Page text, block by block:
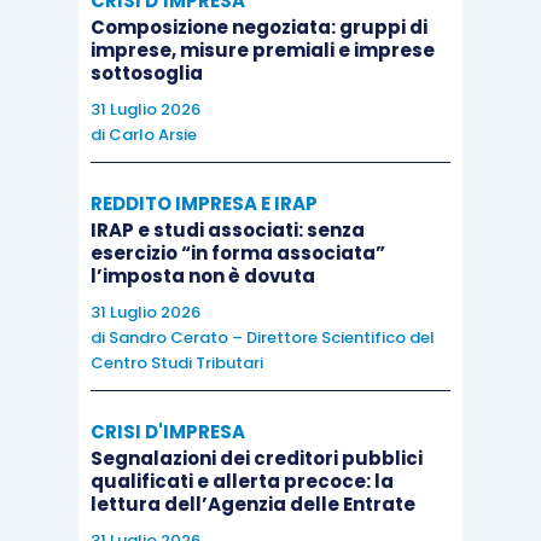
dell’articolo 9, D.Lgs. 218/1997, ritenendo che il
versamento di quanto concordato “
al di là delle
espressioni letterali usate, rappresenta una
condizione legale unilaterale di adempimento, posta
finanziaria”[2].
Il versamento del dovuto, secondo l’impostazione
del ricorrente, sarebbe un elemento costitutivo
della pretesa. In altre parole, non vi è accordo
perfezionato e vincolante fintanto che il
contribuente non paghi il dovuto.
Inoltre, la difesa fa notare come l’ultimo periodo
del comma 4 dell’articolo 6, D.Lgs. 218/1997, nel
Composizione negoziata: gruppi di
imprese, misure premiali e imprese
sottosoglia
31 Luglio 2026
di Carlo Arsie
REDDITO IMPRESA E IRAP
IRAP e studi associati: senza
esercizio “in forma associata”
l’imposta non è dovuta
31 Luglio 2026
di Sandro Cerato – Direttore Scientifico del
Centro Studi Tributari
CRISI D'IMPRESA
Segnalazioni dei creditori pubblici
qualificati e allerta precoce: la
lettura dell’Agenzia delle Entrate